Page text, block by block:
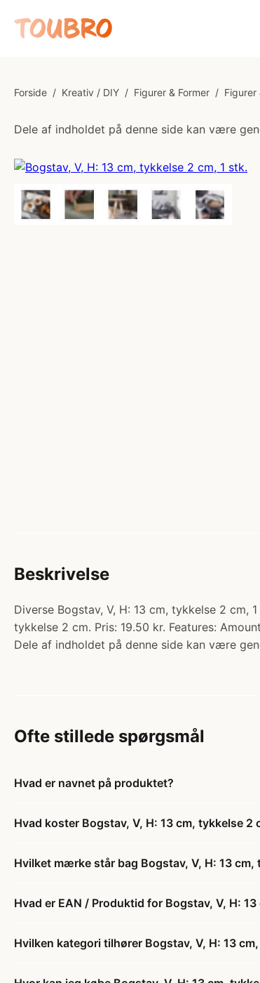
Forside / Kreativ / DIY / Figurer & Former / Figurer
Dele af indholdet på denne side kan være
Beskrivelse
Diverse Bogstav, V, H: 13 cm, tykkelse 2
tykkelse 2 cm. Pris: 19.50 kr. Features:
Dele af indholdet på denne side kan være
Ofte stillede spørgsmål
Hvad er navnet på produktet?
Hvad koster Bogstav, V, H: 13 cm, tykkelse 2
Hvilket mærke står bag Bogstav, V, H: 13 cm,
Hvad er EAN / Produktid for Bogstav, V, H:
Hvilken kategori tilhører Bogstav, V, H: 13